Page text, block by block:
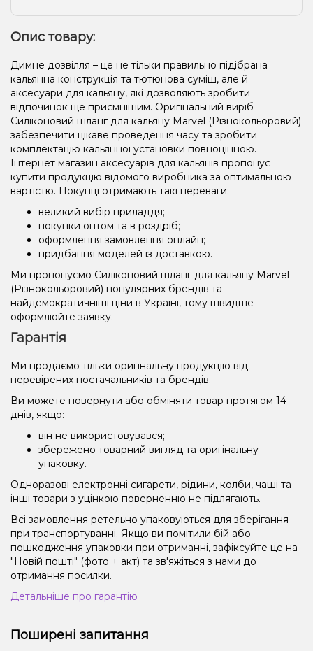
Опис товару:
Димне дозвілля – це не тільки правильно підібрана
кальянна конструкція та тютюнова суміш, але й
аксесуари для кальяну, які дозволяють зробити
відпочинок ще приємнішим. Оригінальний виріб
Силіконовий шланг для кальяну Marvel (Різнокольоровий)
забезпечити цікаве проведення часу та зробити
комплектацію кальянної установки повноцінною.
Інтернет магазин аксесуарів для кальянів пропонує
купити продукцію відомого виробника за оптимальною
вартістю. Покупці отримають такі переваги:
великий вибір приладдя;
покупки оптом та в роздріб;
оформлення замовлення онлайн;
придбання моделей із доставкою.
Ми пропонуємо Силіконовий шланг для кальяну Marvel
(Різнокольоровий) популярних брендів та
найдемократичніші ціни в Україні, тому швидше
оформлюйте заявку.
Гарантія
Ми продаємо тільки оригінальну продукцію від
перевірених постачальників та брендів.
Ви можете повернути або обміняти товар протягом 14
днів, якщо:
він не використовувався;
збережено товарний вигляд та оригінальну
упаковку.
Одноразові електронні сигарети, рідини, колби, чаші та
інші товари з уцінкою поверненню не підлягають.
Всі замовлення ретельно упаковуються для зберігання
при транспортуванні. Якщо ви помітили бій або
пошкодження упаковки при отриманні, зафіксуйте це на
"Новій пошті" (фото + акт) та зв'яжіться з нами до
отримання посилки.
Детальніше про гарантію
Поширені запитання